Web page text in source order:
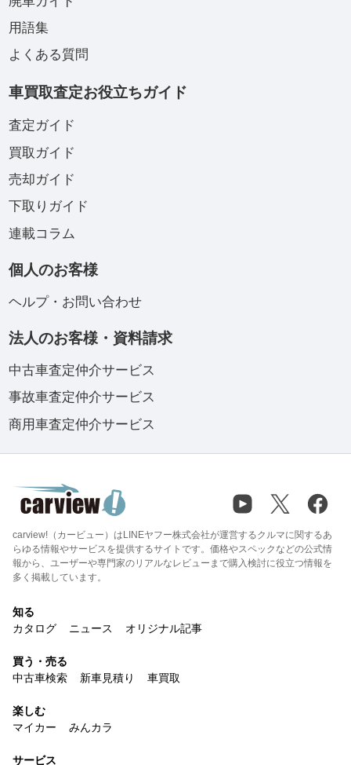
用語集
よくある質問
車買取査定お役立ちガイド
査定ガイド
買取ガイド
売却ガイド
下取りガイド
連載コラム
個人のお客様
ヘルプ・お問い合わせ
法人のお客様・資料請求
中古車査定仲介サービス
事故車査定仲介サービス
商用車査定仲介サービス
carview!（カービュー）はLINEヤフー株式会社が運営するクルマに関するあ
らゆる情報やサービスを提供するサイトです。価格やスペックなどの公式情
報から、ユーザーや専門家のリアルなレビューまで購入検討に役立つ情報を
多く掲載しています。
知る
カタログ
ニュース オリジナル記事
買う・売る
中古車検索
新車見積り 車買取
楽しむ
マイカー
みんカラ
サービス